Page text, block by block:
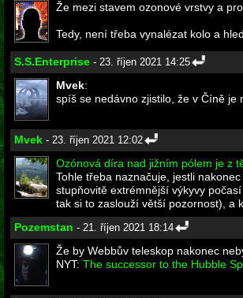
Že mezi stavem ozonové vrstvy a
Tedy, není třeba vynalézat kolo a
S.S.Enterprise - 23. říjen 2021 14:25
Mvek:
spíš se nedávno zjistilo, že v Číně
Mvek - 23. říjen 2021 12:02
Ozónová díra nad jižním pólem je z
Tohle třeba naznačuje, jestli
stupňovitě extrémnější výkyvy
tak si to zaslouží větší pozornost), a
Pozemstan - 21. říjen 2021 18:14
Že by Webbův teleskop nakonec
NYT: The successor to the Hubble